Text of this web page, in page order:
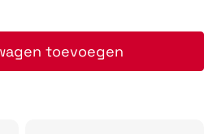
toevoegen